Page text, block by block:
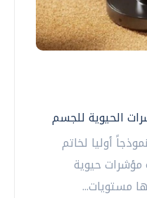
الحيوية للجسم
أوليا لخاتم
حيوية
مستويات...